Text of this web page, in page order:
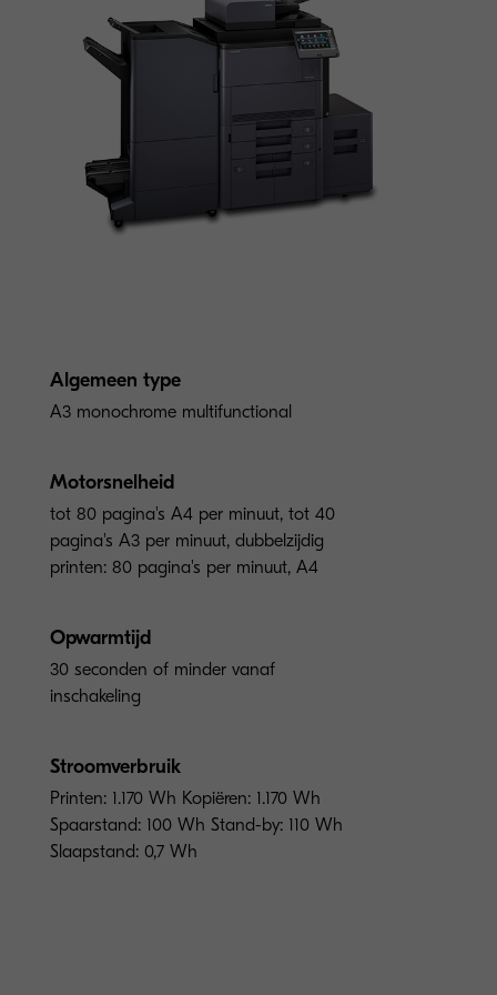
Algemeen type
A3 monochrome multifunctional
Motorsnelheid
tot 80 pagina's A4 per minuut, tot 40
pagina's A3 per minuut, dubbelzijdig
printen: 80 pagina's per minuut, A4
Opwarmtijd
30 seconden of minder vanaf
inschakeling
Stroomverbruik
Printen: 1.170 Wh Kopiëren: 1.170 Wh
Spaarstand: 100 Wh Stand-by: 110 Wh
Slaapstand: 0,7 Wh